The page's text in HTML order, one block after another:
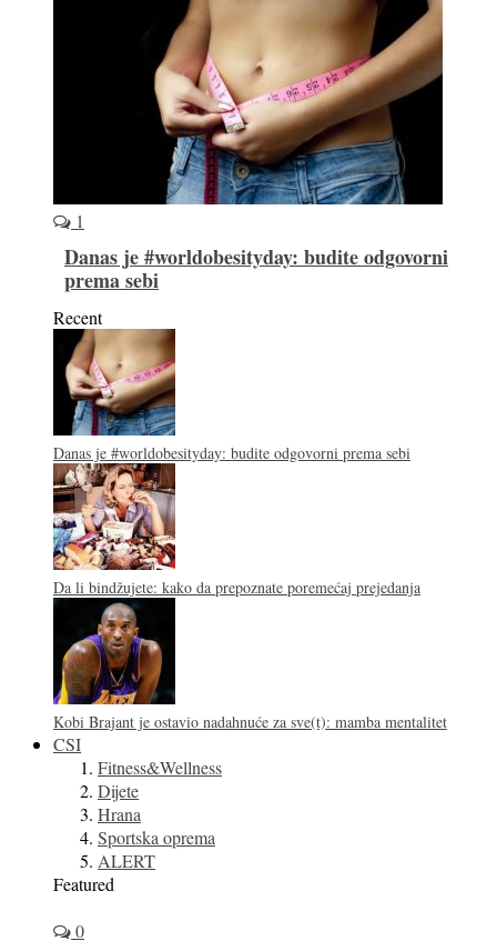
1
Danas je #worldobesityday: budite odgovorni
prema sebi
Recent
Danas je #worldobesityday: budite odgovorni prema sebi
Da li bindžujete: kako da prepoznate poremećaj prejedanja
Kobi Brajant je ostavio nadahnuće za sve(t): mamba mentalitet
CSI
Fitness&Wellness
Dijete
Hrana
Sportska oprema
ALERT
Featured
0